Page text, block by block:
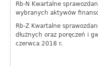
Rb-N Kwartalne
wybranych aktywów
Rb-Z Kwartalne
dłużnych oraz poręczeń i
czerwca 2018 r.